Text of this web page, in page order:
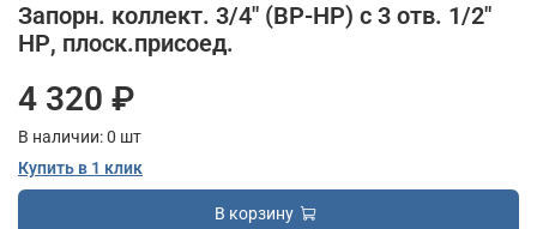
Запорн. коллект. 3/4" (ВР-НР) с 3 отв. 1/2"
НР, плоск.присоед.
4 320 ₽
В наличии:0 шт
Купить в 1 клик
В корзину